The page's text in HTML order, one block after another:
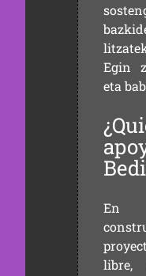
Egin
eta
En
libre,